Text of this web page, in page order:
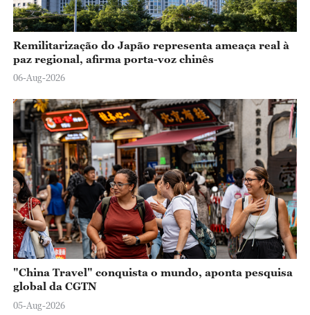
Remilitarização do Japão representa ameaça real à
paz regional, afirma porta-voz chinês
06-Aug-2026
"China Travel" conquista o mundo, aponta pesquisa
global da CGTN
05-Aug-2026